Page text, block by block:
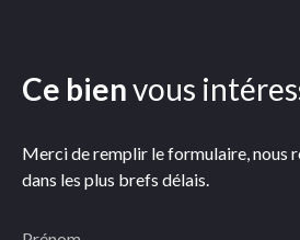
Ce bienvous
Merci de remplir le formulaire, nous
dans les plus brefs délais.